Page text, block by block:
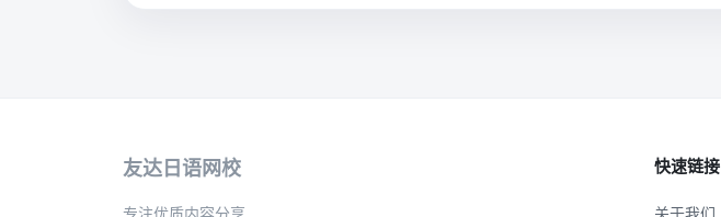
友达日语网校
专注优质内容分享
快速链接
关于我们